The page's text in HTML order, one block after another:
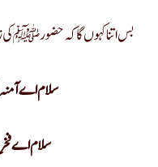
بس اتنا کہوں گا کہ حضور ﷺ
سلام اے فخرِ موجودات فخرِ نوع انسانی​